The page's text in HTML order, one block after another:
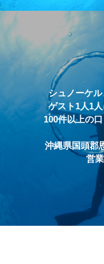
シュノーケ
ゲスト1人1
100件以上の
沖縄県国頭郡
営